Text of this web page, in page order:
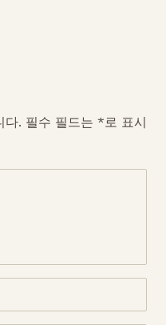
다. 필수 필드는 *로 표시